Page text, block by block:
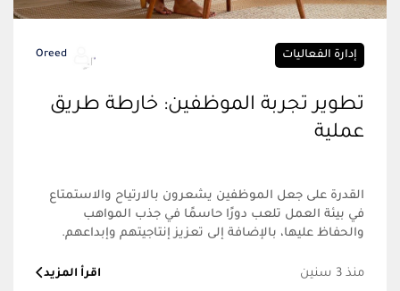
إدارة الفعاليات Oreed
تطوير تجربة الموظفين: خارطة طريق
عملية
القدرة على جعل الموظفين يشعرون بالارتياح والاستمتاع
في بيئة العمل تلعب دورًا حاسمًا في جذب المواهب
والحفاظ عليها، بالإضافة إلى تعزيز إنتاجيتهم وإبداعهم.
منذ 3 سنين اقرأ المزيد